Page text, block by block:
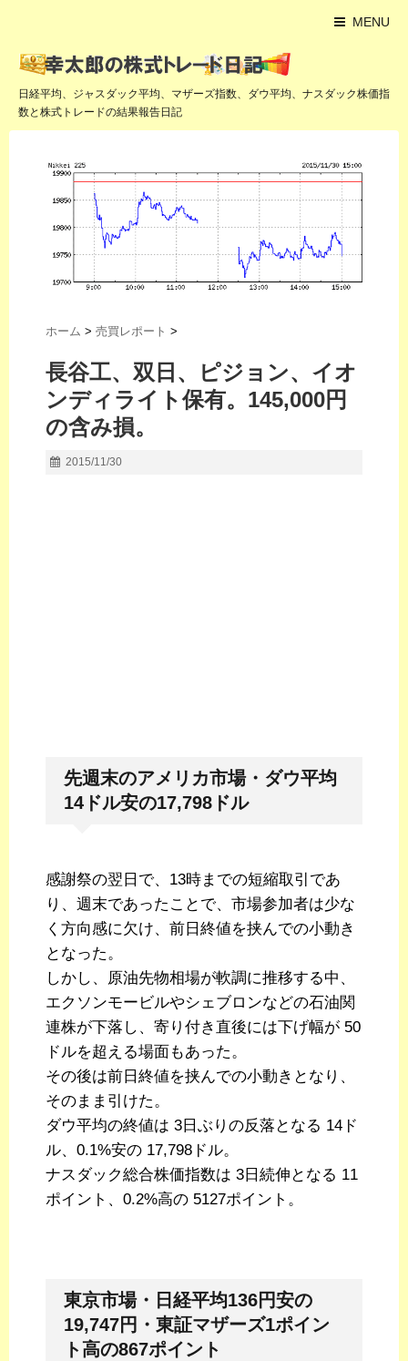
MENU
日経平均、ジャスダック平均、マザーズ指数、ダウ平均、ナスダック株価指
数と株式トレードの結果報告日記
ホーム > 売買レポート >
長谷工、双日、ピジョン、イオ
ンディライト保有。145,000円
の含み損。
2015/11/30
先週末のアメリカ市場・ダウ平均
14ドル安の17,798ドル
感謝祭の翌日で、13時までの短縮取引であ
り、週末であったことで、市場参加者は少な
く方向感に欠け、前日終値を挟んでの小動き
となった。
しかし、原油先物相場が軟調に推移する中、
エクソンモービルやシェブロンなどの石油関
連株が下落し、寄り付き直後には下げ幅が 50
ドルを超える場面もあった。
その後は前日終値を挟んでの小動きとなり、
そのまま引けた。
ダウ平均の終値は 3日ぶりの反落となる 14ド
ル、0.1%安の 17,798ドル。
ナスダック総合株価指数は 3日続伸となる 11
ポイント、0.2%高の 5127ポイント。
東京市場・日経平均136円安の
19,747円・東証マザーズ1ポイン
ト高の867ポイント